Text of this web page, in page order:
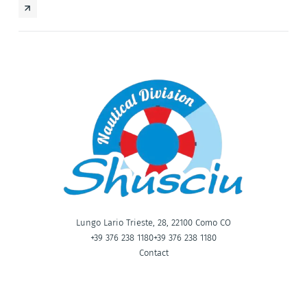
Lungo Lario Trieste, 28, 22100 Como CO
+39 376 238 1180+39 376 238 1180
Contact